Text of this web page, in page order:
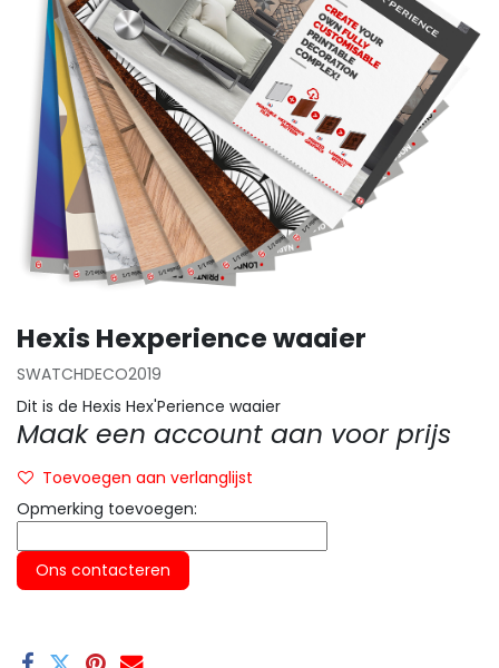
Hexis Hexperience waaier
SWATCHDECO2019
Dit is de Hexis Hex'Perience waaier
Maak een account aan voor prijs
Toevoegen aan verlanglijst
Opmerking toevoegen:
Ons contacteren